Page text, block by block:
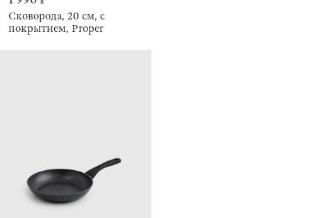
Сковорода, 20 см, с
покрытием, Proper